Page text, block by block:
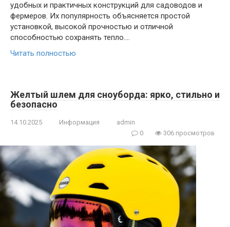
удобных и практичных конструкций для садоводов и
фермеров. Их популярность объясняется простой
установкой, высокой прочностью и отличной
способностью сохранять тепло….
Читать полностью
Желтый шлем для сноуборда: ярко, стильно и
безопасно
14.10.2025 Информация
admin
0
306 просмотров